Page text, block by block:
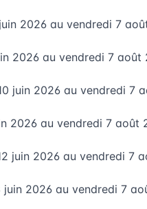
2026auvendredi 7
2026auvendredi 7 août
juin 2026auvendredi 7
2026auvendredi 7 août
juin 2026auvendredi 7
juin 2026auvendredi 7